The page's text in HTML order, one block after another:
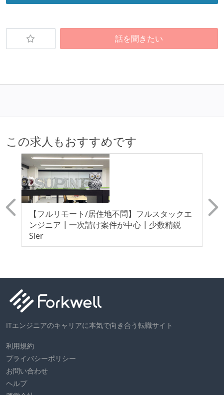
話を聞きたい
この求人もおすすめです
【フルリモート/居住地不問】フルスタックエ
ンジニア┃一次請け案件が中心┃少数精鋭
SIer
ITエンジニアのキャリアに本気で向き合う転職サイト
利用規約
プライバシーポリシー
お問い合わせ
ヘルプ